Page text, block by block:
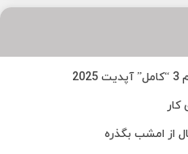
کار
از امشب بگذره